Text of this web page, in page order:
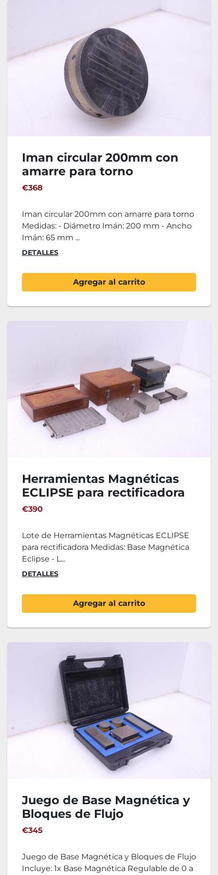
Iman circular 200mm con
amarre para torno
€368
Iman circular 200mm con amarre para torno
Medidas: - Diámetro Imán: 200 mm - Ancho
Imán: 65 mm ...
DETALLES
Agregar al carrito
Herramientas Magnéticas
ECLIPSE para rectificadora
€390
Lote de Herramientas Magnéticas ECLIPSE
para rectificadora Medidas: Base Magnética
Eclipse - L...
DETALLES
Agregar al carrito
Juego de Base Magnética y
Bloques de Flujo
€345
Juego de Base Magnética y Bloques de Flujo
Incluye: 1x Base Magnética Regulable de 0 a